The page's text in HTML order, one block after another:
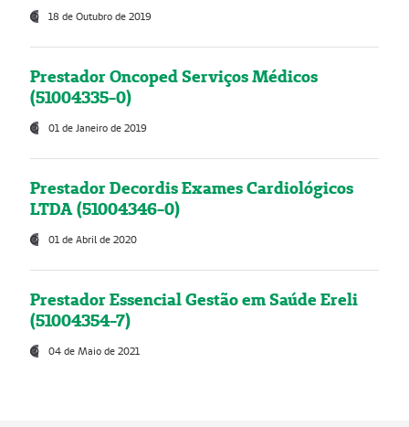
18 de Outubro de 2019
Prestador Oncoped Serviços Médicos
(51004335-0)
01 de Janeiro de 2019
Prestador Decordis Exames Cardiológicos
LTDA (51004346-0)
01 de Abril de 2020
Prestador Essencial Gestão em Saúde Ereli
(51004354-7)
04 de Maio de 2021